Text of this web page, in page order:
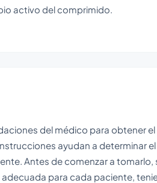
activo del comprimido.
del médico para obtener
ayudan a determinar
Antes de comenzar a tomarlo,
para cada paciente,